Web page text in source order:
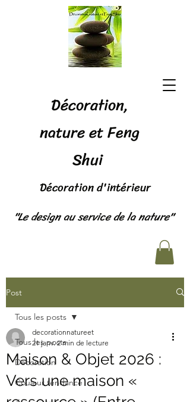
Décoration,
nature et Feng
Shui
Décoration d'intérieur
"Le design au service de la nature"
Post
Tous les posts
Décoration
Couleur tendance
Tous les posts
Maison & Objet 2026 :
Vers une maison «
decorationnatureet
21 janv. 2 min de lecture